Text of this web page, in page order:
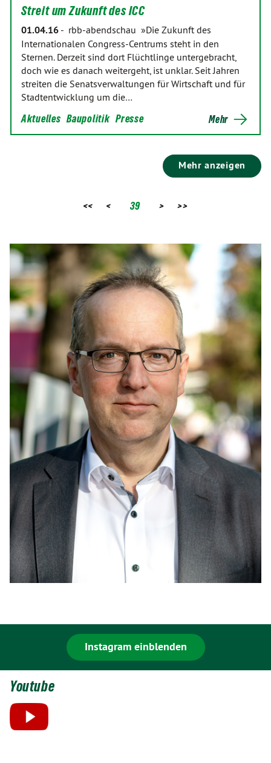
Streit um Zukunft des ICC
01.04.16 - rbb-abendschau »Die Zukunft des
Internationalen Congress-Centrums steht in den
Sternen. Derzeit sind dort Flüchtlinge untergebracht,
doch wie es danach weitergeht, ist unklar. Seit Jahren
streiten die Senatsverwaltungen für Wirtschaft und für
Stadtentwicklung um die…
Aktuelles Baupolitik Presse Mehr
Mehr anzeigen
<< < 39 > >>
Instagram einblenden
Youtube